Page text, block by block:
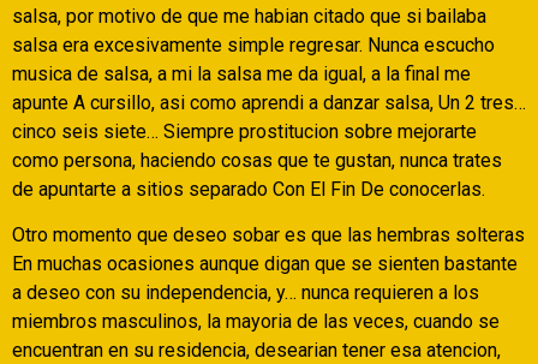
salsa, por motivo de que me habian citado que si bailaba
salsa era excesivamente simple regresar. Nunca escucho
musica de salsa, a mi la salsa me da igual, a la final me
apunte A cursillo, asi­ como aprendi a danzar salsa, Un 2 tres…
cinco seis siete… Siempre prostitucion sobre mejorarte
como persona, haciendo cosas que te gustan, nunca trates
de apuntarte a sitios separado Con El Fin De conocerlas.
Otro momento que deseo sobar es que las hembras solteras
En muchas ocasiones aunque digan que se sienten bastante
a deseo con su independencia, y… nunca requieren a los
miembros masculinos, la mayoria de las veces, cuando se
encuentran en su residencia, desearian tener esa atencion,